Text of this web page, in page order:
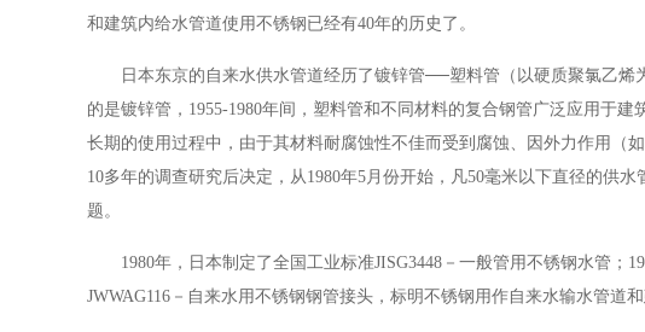
和建筑内给水管道使用不锈钢已经有40年的历史了。
日本东京的自来水供水管道经历了镀锌管──塑料管（以硬质聚氯乙烯
的是镀锌管，1955-1980年间，塑料管和不同材料的复合钢管广泛应用于
长期的使用过程中，由于其材料耐腐蚀性不佳而受到腐蚀、因外力作用（
10多年的调查研究后决定，从1980年5月份开始，凡50毫米以下直径的供
题。
1980年，日本制定了全国工业标准JISG3448－一般管用不锈钢水管；
JWWAG116－自来水用不锈钢钢管接头，标明不锈钢用作自来水输水管道